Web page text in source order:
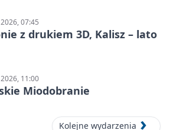
07:45
z drukiem 3D, Kalisz – lato
11:00
Miodobranie
Kolejne wydarzenia